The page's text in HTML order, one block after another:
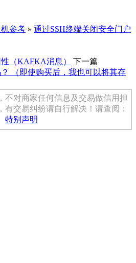
参考 » 通过SSH终端关闭安全门户
（KAFKA消息）
下一篇
（即使购买后，我也可以将其存
不对商家任何信息及交易做信用担
有交易纠纷请自行解决！请查阅：
特别声明